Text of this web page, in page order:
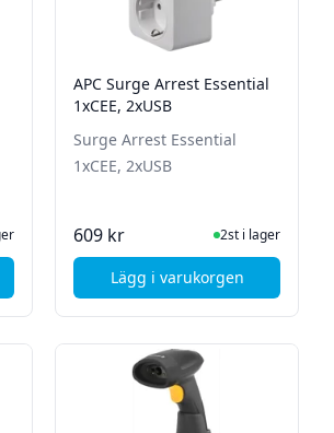
- 4st uttag - 2st USB
Pro Stream Webcam
APC Surge Arrest Essential
1xCEE, 2xUSB
Surge Arrest Essential
1xCEE, 2xUSB
609 kr I Lager2st i lager
Lägg i varukorgen, APC Surge Arrest